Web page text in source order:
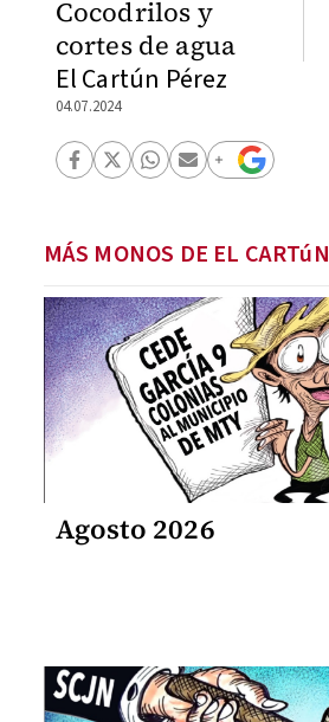
Cocodrilos y
cortes de agua
El Cartún Pérez
04.07.2024
MÁS MONOS DE EL CARTúN
Agosto 2026